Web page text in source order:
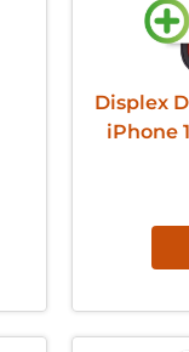
Displex
iPhone